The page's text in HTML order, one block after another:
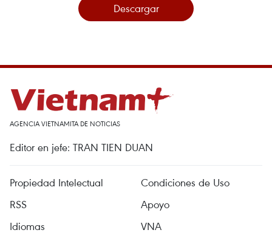
Descargar
AGENCIA VIETNAMITA DE NOTICIAS
Editor en jefe: TRAN TIEN DUAN
Propiedad Intelectual
Condiciones de Uso
RSS
Apoyo
Idiomas
VNA